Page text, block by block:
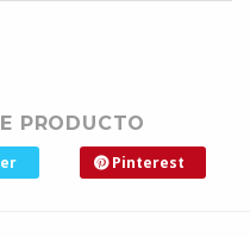
PRODUCTO
Pinterest